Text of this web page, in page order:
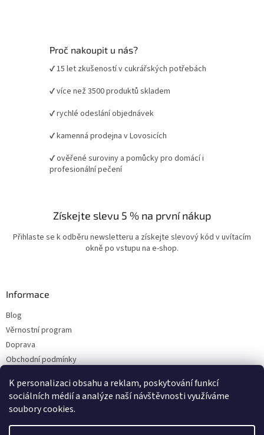
K personalizaci obsahu a reklam, poskytování funkcí
sociálních médií a analýze naší návštěvnosti využíváme
soubory cookies.
Proč nakoupit u nás?
✔ 15 let zkušeností v cukrářských potřebách
✔ více než 3500 produktů skladem
✔ rychlé odeslání objednávek
✔ kamenná prodejna v Lovosicích
✔ ověřené suroviny a pomůcky pro domácí i
profesionální pečení
Získejte slevu 5 % na první nákup
Přihlaste se k odběru newsletteru a získejte slevový kód v uvítacím
okně po vstupu na e-shop.
Informace
Blog
Věrnostní program
Doprava
Obchodní podmínky
Kontakty